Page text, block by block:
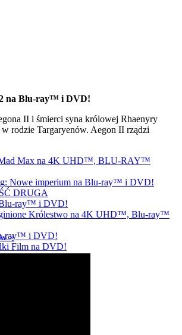
2 na Blu-ray™ i DVD!
II i śmierci syna królowej Rhaenyry
w rodzie Targaryenów. Aegon II rządzi
Mad Max na 4K UHD™, BLU-RAY™
Nowe imperium na Blu-ray™ i DVD!
DRUGA
Blu-ray™ i DVD!
Królestwo na 4K UHD™, Blu-ray™
ray™ i DVD!
Film na DVD!
»